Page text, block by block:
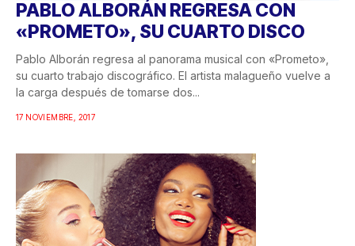
PABLO ALBORÁN REGRESA CON
«PROMETO», SU CUARTO DISCO
Pablo Alborán regresa al panorama musical con «Prometo»,
su cuarto trabajo discográfico. El artista malagueño vuelve a
la carga después de tomarse dos...
17 NOVIEMBRE, 2017